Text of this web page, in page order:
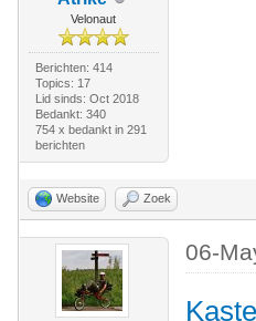
Velonaut
Berichten: 414
Topics: 17
Lid sinds: Oct 2018
Bedankt: 340
754 x bedankt in 291
berichten
Website Zoek
06-